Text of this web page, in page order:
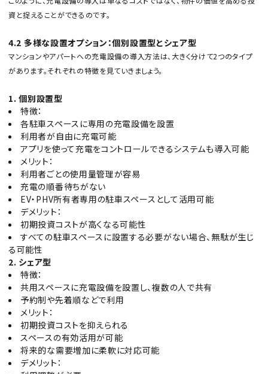
資と捉えることができるのです。
4.2 多様な設置オプション：個別設置型とシェア型
マンションやアパートへの充電設備の導入方法は、大きく分けて2つのタイプ
があります。それぞれの特徴を見ていきましょう。
1. 個別設置型
特徴：
各駐車スペースに専用の充電設備を設置
利用者が自由に充電可能
アプリを使って充電をコントロールできるシステムも導入可能
メリット：
利用者ごとの使用量管理が容易
充電の順番待ちがない
EV・PHV所有者専用の駐車スペースとして活用可能
デメリット：
初期投資コストが高くなる可能性
すべての駐車スペースに設置する必要がない場合、無駄が生じ
る可能性
2. シェア型
特徴：
共用スペースに充電設備を設置し、複数の人で共有
予約制や先着順などで利用
メリット：
初期投資コストを抑えられる
スペースの有効活用が可能
将来的な需要増加に柔軟に対応可能
デメリット：